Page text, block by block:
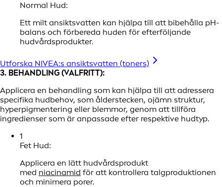
Normal Hud:
Ett milt ansiktsvatten kan hjälpa till att bibehålla pH-
balans och förbereda huden för efterföljande
hudvårdsprodukter.
Utforska NIVEA:s ansiktsvatten (toners)
3. BEHANDLING (VALFRITT):
Applicera en behandling som kan hjälpa till att adressera
specifika hudbehov, som ålderstecken, ojämn struktur,
hyperpigmentering eller blemmor, genom att tillföra
ingredienser som är anpassade efter respektive hudtyp.
1
Fet Hud:
Applicera en lätt hudvårdsprodukt
med niacinamid för att kontrollera talgproduktionen
och minimera porer.